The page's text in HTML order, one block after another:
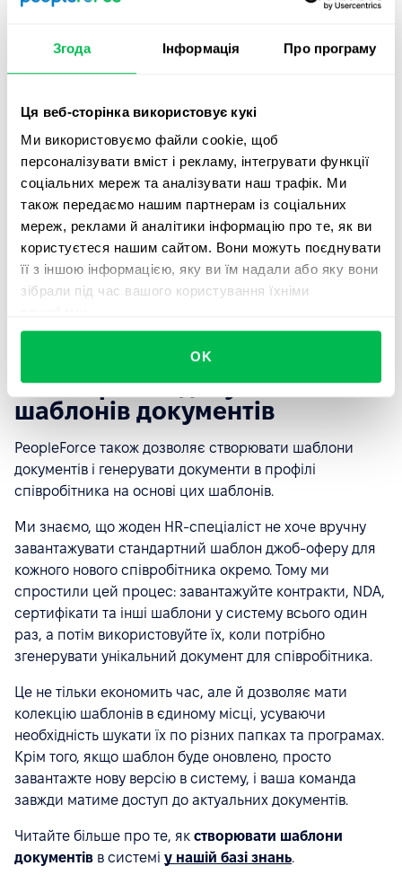
Згода Інформація Про програму
Ця веб-сторінка використовує кукі
Ми використовуємо файли cookie, щоб
персоналізувати вміст і рекламу, інтегрувати функції
соціальних мереж та аналізувати наш трафік. Ми
також передаємо нашим партнерам із соціальних
мереж, реклами й аналітики інформацію про те, як ви
користуєтеся нашим сайтом. Вони можуть поєднувати
її з іншою інформацією, яку ви їм надали або яку вони
зібрали під час вашого користування їхніми
OK
функціями Split&Sign та eSignature від PeopleForce все
пейсліпа для підписання. Система автоматично
розпізнає та запропонує співробітників, пов'язаних із
пейсліпами в загальному документі. Завдяки цій
автоматичній системі розпізнавання та підписання ви
прискорите менеджмент документів, а після підписів
документи автоматично збережуться до відповідних
3. Створення документів та
шаблонів документів
PeopleForce також дозволяє створювати шаблони
документів і генерувати документи в профілі
співробітника на основі цих шаблонів.
Ми знаємо, що жоден HR-спеціаліст не хоче вручну
завантажувати стандартний шаблон джоб-оферу для
кожного нового співробітника окремо. Тому ми
спростили цей процес: завантажуйте контракти, NDA,
сертифікати та інші шаблони у систему всього один
раз, а потім використовуйте їх, коли потрібно
згенерувати унікальний документ для співробітника.
Це не тільки економить час, але й дозволяє мати
колекцію шаблонів в єдиному місці, усуваючи
необхідність шукати їх по різних папках та програмах.
Крім того, якщо шаблон буде оновлено, просто
завантажте нову версію в систему, і ваша команда
завжди матиме доступ до актуальних документів.
Читайте більше про те, як створювати шаблони
документів в системі у нашій базі знань.